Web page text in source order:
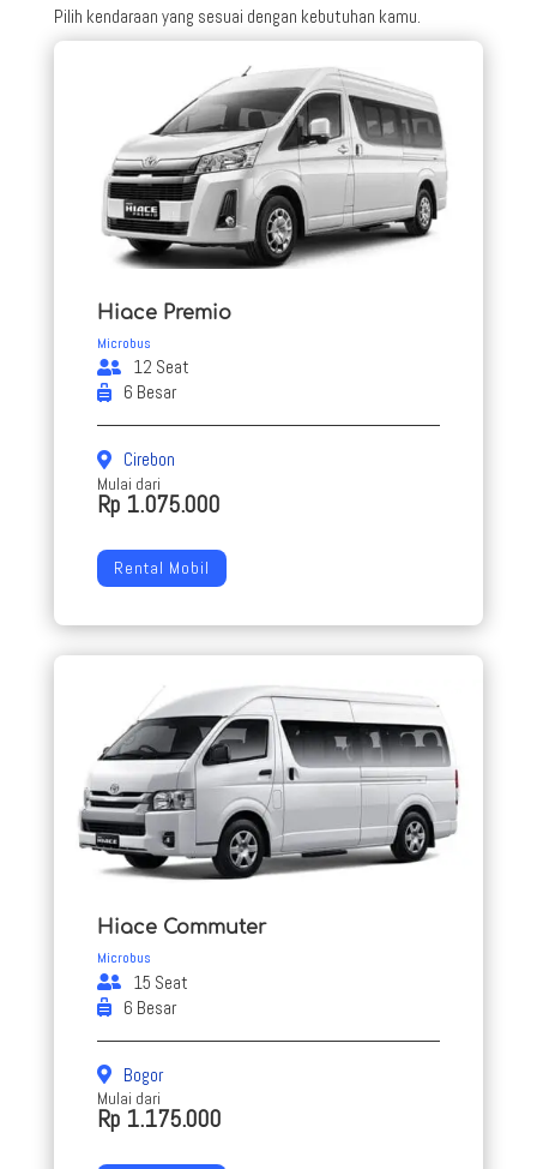
Pilih kendaraan yang sesuai dengan kebutuhan kamu.
Hiace Premio
Microbus
12 Seat
6 Besar
Cirebon
Mulai dari
Rp 1.075.000
Rental Mobil
Hiace Commuter
Microbus
15 Seat
6 Besar
Bogor
Mulai dari
Rp 1.175.000